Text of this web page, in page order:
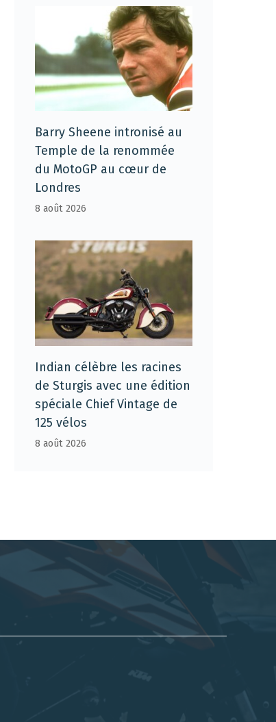
Barry Sheene intronisé au
Temple de la renommée
du MotoGP au cœur de
Londres
8 août 2026
Indian célèbre les racines
de Sturgis avec une édition
spéciale Chief Vintage de
125 vélos
8 août 2026